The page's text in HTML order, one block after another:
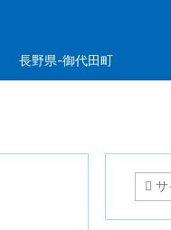
長野県-御代田町